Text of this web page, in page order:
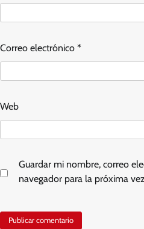
Correo electrónico *
Web
Guardar mi nombre, correo
navegador para la próxima